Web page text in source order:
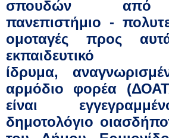
σπουδών από
πανεπιστήμιο -
ομοταγές προς
εκπαιδευτικό
ίδρυμα,
αρμόδιο φορέα
είναι
δημοτολόγιο